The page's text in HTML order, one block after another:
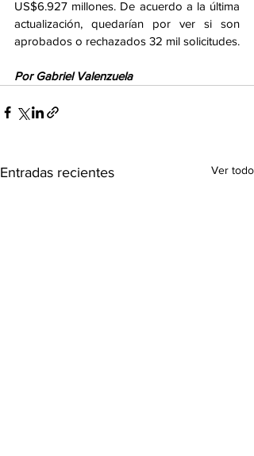
US$6.927 millones. De acuerdo a la última
actualización, quedarían por ver si son
Por Gabriel Valenzuela
Entradas recientes Ver todo